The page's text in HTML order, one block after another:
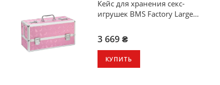
Кейс для хранения секс-
игрушек BMS Factory Large
3 669 ₴
КУПИТЬ